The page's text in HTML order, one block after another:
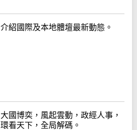
介紹國際及本地體壇最新動態。
大國博奕，風起雲動，政經人事，
環看天下，全局解碼。